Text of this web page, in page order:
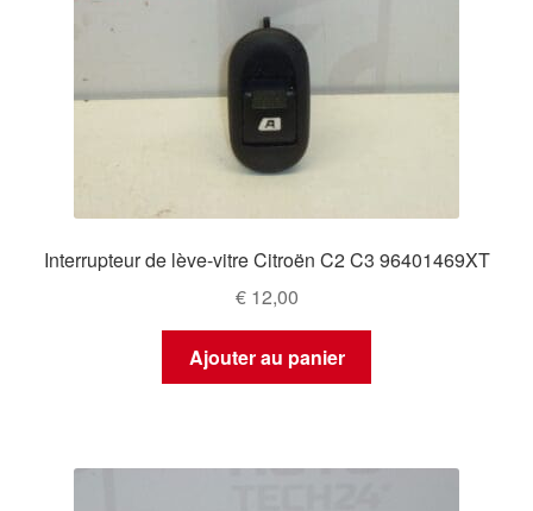
Interrupteur de lève-vitre Citroën C2 C3 96401469XT
€12,00
Ajouter au panier